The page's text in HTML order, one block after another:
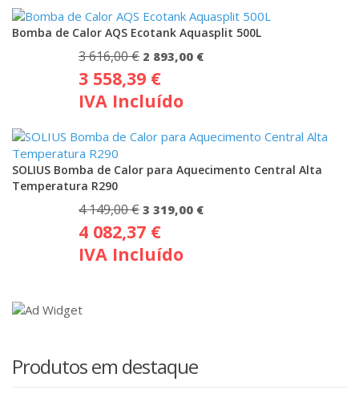
1
924,00 €.
Bomba de Calor AQS Ecotank Aquasplit 500L
3 616,00€ O
preço
original
3
616,00 €.
2 893,00 €O
2
893,00 €.
3 558,39 €
IVA Incluído
SOLIUS Bomba de Calor para Aquecimento Central Alta
Temperatura R290
4 149,00€ O
preço
original
3 319,00 €O
4 082,37 €
IVA Incluído
Produtos em destaque